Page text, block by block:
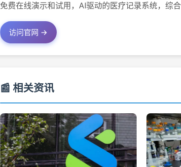
免费在线演示和试用，AI驱动的医疗记录系统，综
访问官网 →
📰 相关资讯